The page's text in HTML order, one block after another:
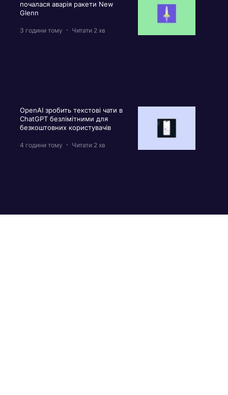
почалася аварія ракети New
Glenn
3 години тому Читати 2 хв
OpenAI зробить текстові чати в
ChatGPT безлімітними для
безкоштовних користувачів
4 години тому Читати 2 хв